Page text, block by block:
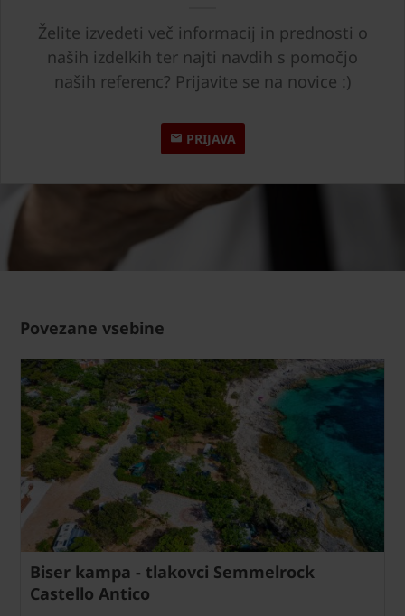
Želite izvedeti več informacij in prednosti o
naših izdelkih ter najti navdih s pomočjo
naših referenc? Prijavite se na novice :)
PRIJAVA
Povezane vsebine
Biser kampa - tlakovci Semmelrock
Castello Antico